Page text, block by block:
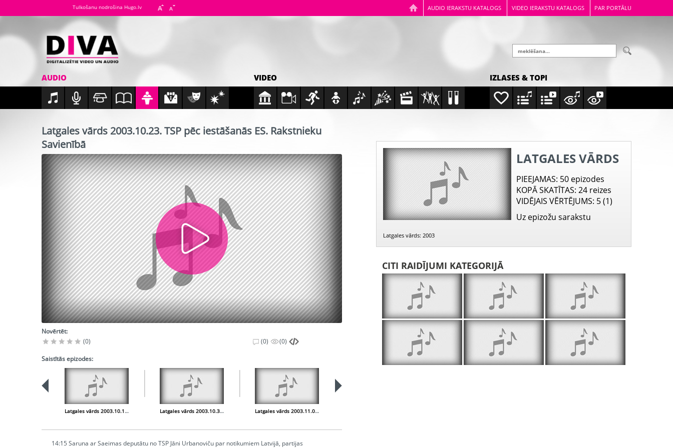
AUDIO IERAKSTU KATALOGS VIDEO IERAKSTU KATALOGS PAR PORTĀLU
Tulkošanu nodrošina Hugo.lv
AUDIO VIDEO IZLASES & TOPI
Latgales vārds 2003.10.23. TSP pēc iestāšanās ES. Rakstnieku
Savienībā
Novērtēt:
(0)
(0) (0)
Saistītās epizodes:
Latgales vārds 2003.10.16. Novadu reforma. Pēterburgas muzikālās latviešu biedrības 100 gadi Latgales vārds 2003.10.30. Par 2003. gada slapjo vasaru un zaudējumiem zemniekiem Latgales vārds 2003.11.06. Antona Kūkoja gleznas. Grāmatas. Uzņēmēju izstāde Jēkabpilī
14:15 Saruna ar Saeimas deputātu no TSP Jāni Urbanoviču par notikumiem Latvijā, partijas
LATGALES VĀRDS
PIEEJAMAS: 50 epizodes
KOPĀ SKATĪTAS: 24 reizes
VIDĒJAIS VĒRTĒJUMS: 5 (1)
Uz epizožu sarakstu
Latgales vārds: 2003
CITI RAIDĪJUMI KATEGORIJĀ